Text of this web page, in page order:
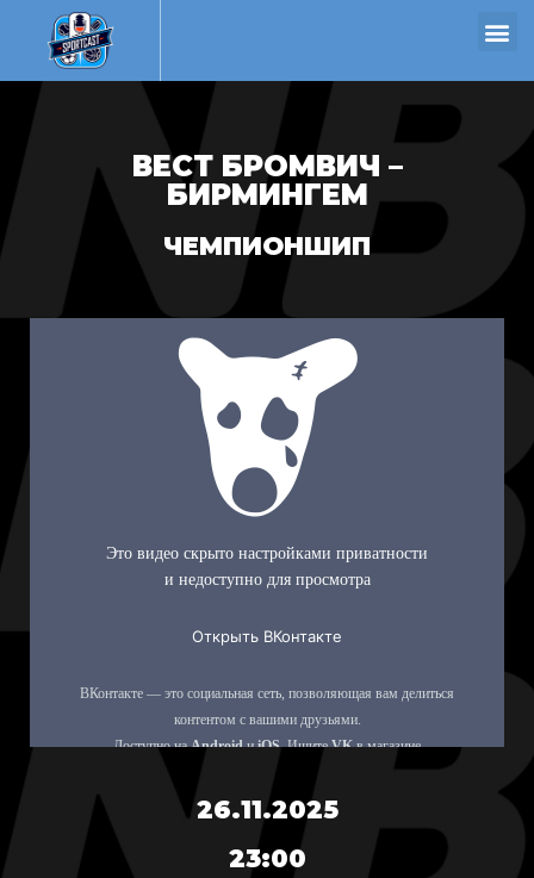
ВЕСТ БРОМВИЧ –
БИРМИНГЕМ
ЧЕМПИОНШИП
26.11.2025
23:00